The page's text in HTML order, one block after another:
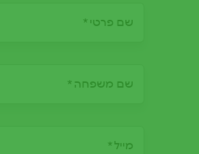
שם פרטי
שם משפחה
מייל